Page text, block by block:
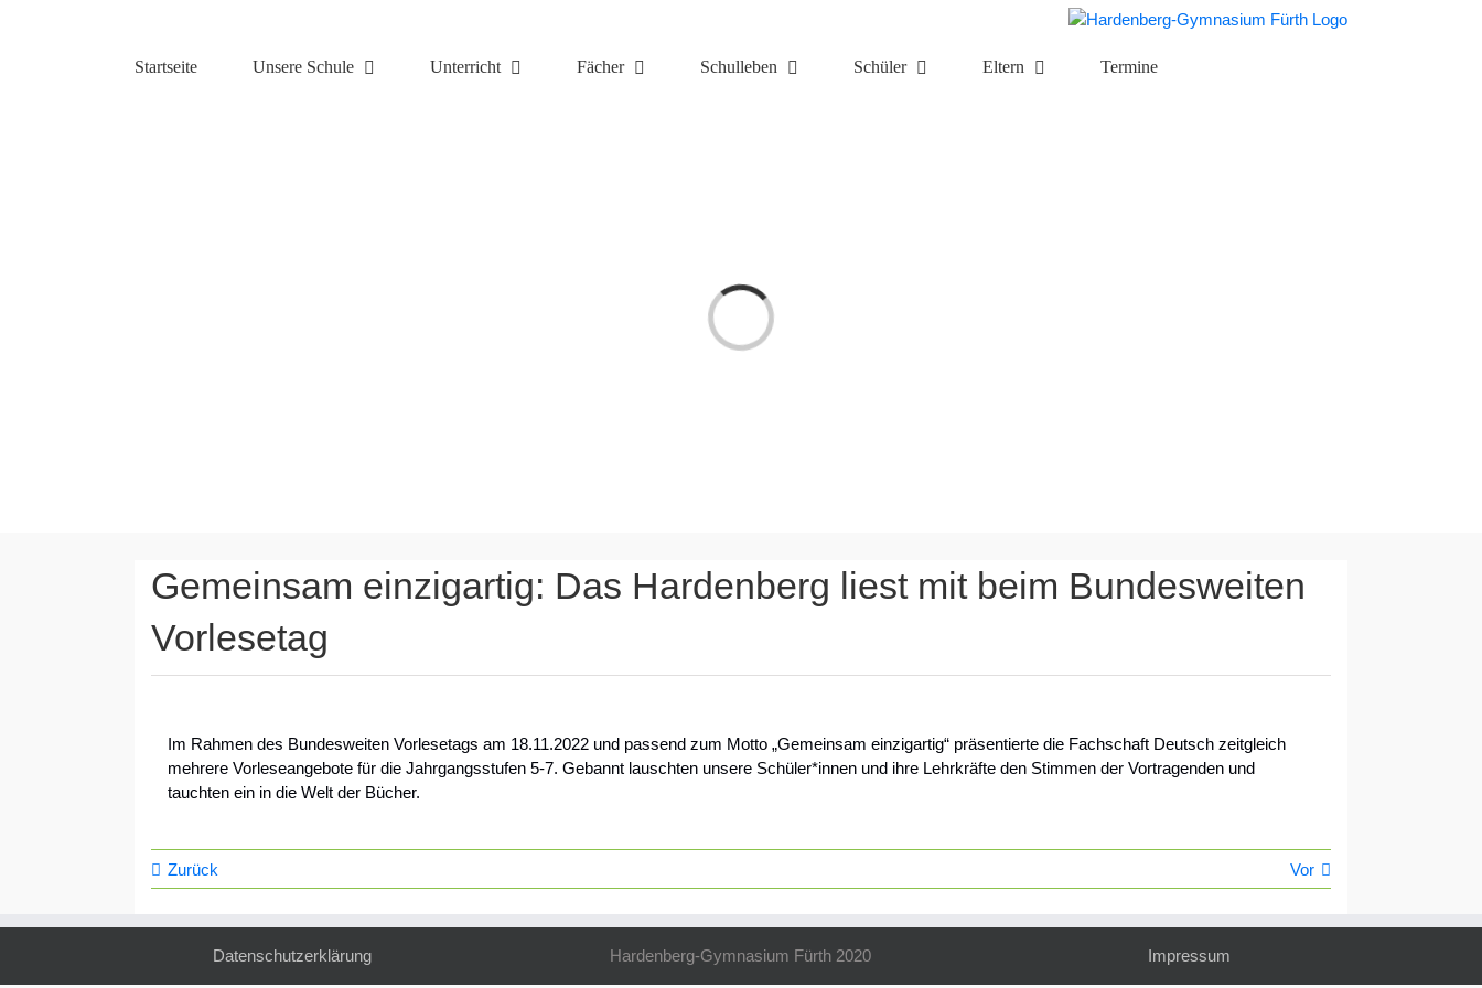
Startseite Unsere Schule Unterricht Fächer Schulleben Schüler Eltern Termine
Laden...
Gemeinsam einzigartig: Das Hardenberg liest mit beim Bundesweiten
Vorlesetag
Im Rahmen des Bundesweiten Vorlesetags am 18.11.2022 und passend zum Motto „Gemeinsam einzigartig“ präsentierte die Fachschaft Deutsch zeitgleich
mehrere Vorleseangebote für die Jahrgangsstufen 5-7. Gebannt lauschten unsere Schüler*innen und ihre Lehrkräfte den Stimmen der Vortragenden und
tauchten ein in die Welt der Bücher.
Zurück Vor
Datenschutzerklärung Hardenberg-Gymnasium Fürth 2020 Impressum